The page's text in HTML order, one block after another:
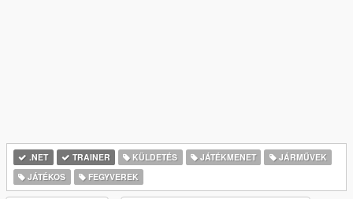
.NET TRAINER KÜLDETÉS JÁTÉKMENET
JÁRMŰVEK
JÁTÉKOS
FEGYVEREK